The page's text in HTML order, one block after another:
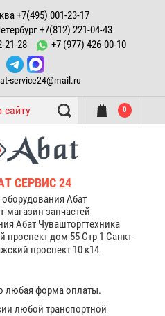
Abat
+7(495) 001-23-17
+7(812) 221-04-43
21-28
+7 (977) 426-00-10
service24@mail.ru
0
СЕРВИС 24
Абат
магазин запчастей
Абат Чувашторгтехника
проспект дом 55 Стр 1 Санкт-
проспект 10 к14
любая форма оплаты.
любой транспортной